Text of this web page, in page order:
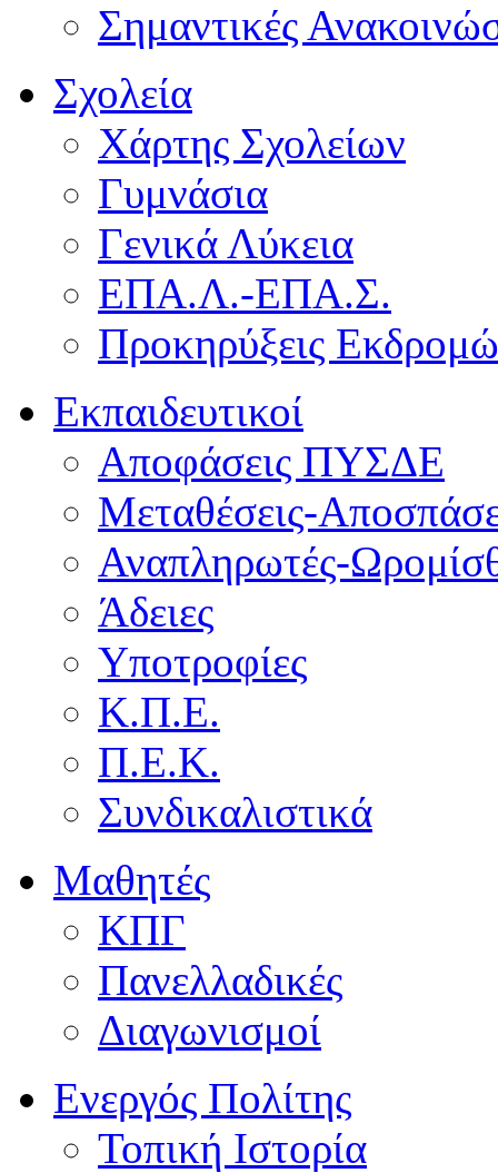
Σημαντικές
Σχολεία
Χάρτης Σχολείων
Γυμνάσια
Γενικά Λύκεια
ΕΠΑ.Λ.-ΕΠΑ.Σ.
Προκηρύξεις
Εκπαιδευτικοί
Αποφάσεις ΠΥΣΔΕ
Μεταθέσεις-
Αναπληρωτές-
Άδειες
Υποτροφίες
Κ.Π.Ε.
Π.Ε.Κ.
Συνδικαλιστικά
Μαθητές
ΚΠΓ
Πανελλαδικές
Διαγωνισμοί
Ενεργός Πολίτης
Τοπική Ιστορία